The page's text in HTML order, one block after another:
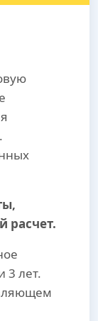
расчет.
3 лет.